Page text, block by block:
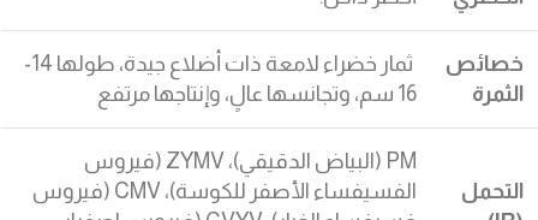
خصائص
الثمرة
ثمار خضراء لامعة ذات أضلاع جيدة، طولها 14-
16 سم، وتجانسها عالٍ، وإنتاجها مرتفع
التحمل
PM (البياض الدقيقي)، ZYMV (فيروس
الفسيفساء الأصفر للكوسة)، CMV (فيروس